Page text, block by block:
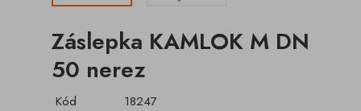
Záslepka KAMLOK M DN
50 nerez
Kód
18247